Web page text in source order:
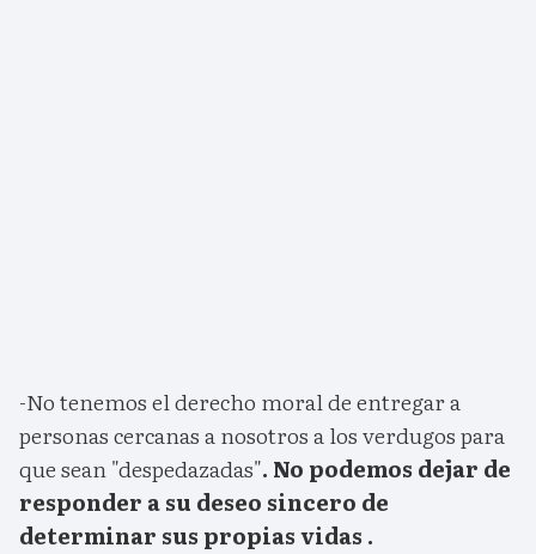
-No tenemos el derecho moral de entregar a
personas cercanas a nosotros a los verdugos para
que sean "despedazadas". No podemos dejar de
responder a su deseo sincero de
determinar sus propias vidas .